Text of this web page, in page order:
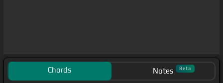
Chords Notes Beta